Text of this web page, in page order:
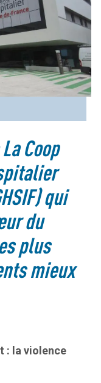
Coop
qui
du
plus
mieux
: la violence